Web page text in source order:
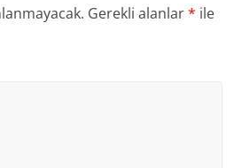
Gerekli alanlar* ile